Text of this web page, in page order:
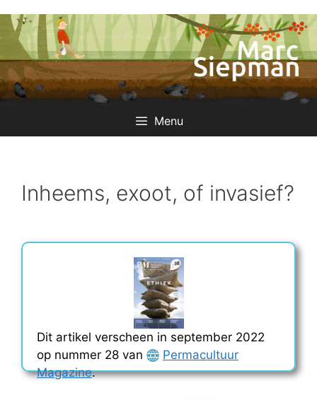
naar
inhoud
Menu
Inheems, exoot, of invasief?
Dit artikel verscheen in september 2022
op nummer 28 van
Permacultuur
Magazine.